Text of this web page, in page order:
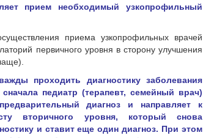
прием необходимый узкопрофильный
приема узкопрофильных врачей
первичного уровня в сторону улучшения
проходить диагностику заболевания
педиатр (терапевт, семейный врач)
диагноз и направляет к
вторичного уровня, который снова
и ставит еще один диагноз. При этом